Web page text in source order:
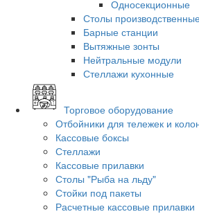
Односекционные
Столы
Барные станции
Вытяжные зонты
Нейтральные модули
Стеллажи кухонные
Торговое оборудование
Отбойники для тележек и
Кассовые боксы
Стеллажи
Кассовые прилавки
Столы "Рыба на льду"
Стойки под пакеты
Расчетные кассовые прилавки